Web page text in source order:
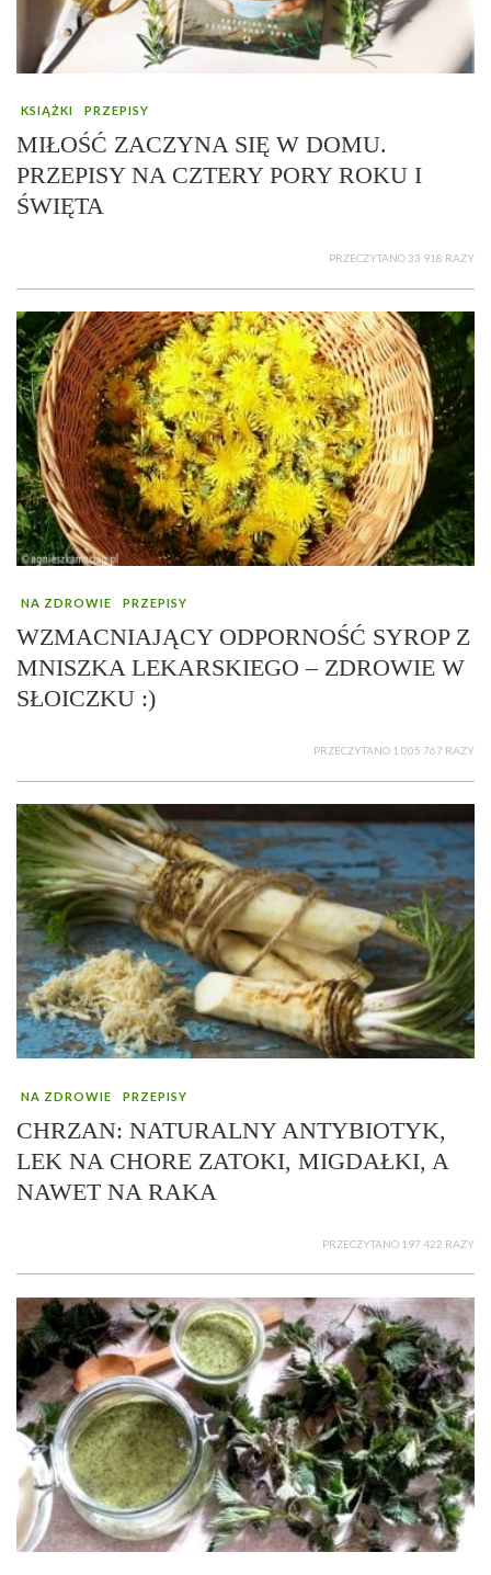
KSIĄŻKI PRZEPISY
MIŁOŚĆ ZACZYNA SIĘ W DOMU.
PRZEPISY NA CZTERY PORY ROKU I
ŚWIĘTA
PRZECZYTANO 33 918 RAZY
NA ZDROWIE PRZEPISY
WZMACNIAJĄCY ODPORNOŚĆ SYROP Z
MNISZKA LEKARSKIEGO – ZDROWIE W
SŁOICZKU :)
PRZECZYTANO 1 005 767 RAZY
NA ZDROWIE PRZEPISY
CHRZAN: NATURALNY ANTYBIOTYK,
LEK NA CHORE ZATOKI, MIGDAŁKI, A
NAWET NA RAKA
PRZECZYTANO 197 422 RAZY